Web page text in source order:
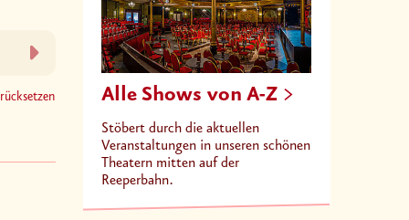
Alle Shows von A-Z
Stöbert durch die aktuellen
Veranstaltungen in unseren schönen
Theatern mitten auf der
Reeperbahn.